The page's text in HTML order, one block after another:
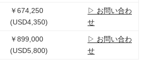
￥674,250
(USD4,350)
▷ お問い合わ
せ
￥899,000
(USD5,800)
▷ お問い合わ
せ